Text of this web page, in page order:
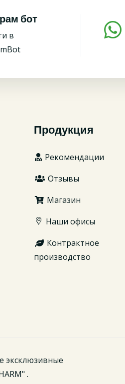
бот
в
Продукция
Рекомендации
Отзывы
Магазин
Наши офисы
Контрактное
производство
эксклюзивные
.